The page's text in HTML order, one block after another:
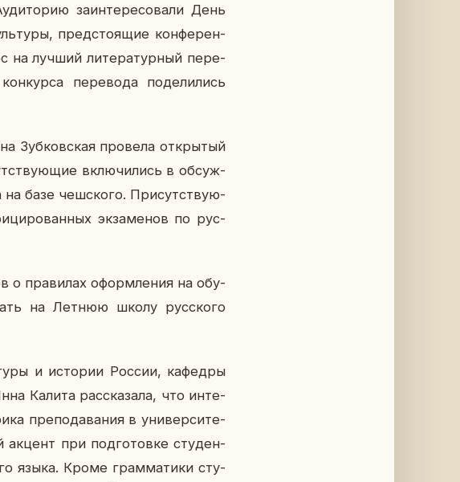
за­ин­те­ре­со­ва­ли День
пред­сто­я­щие кон­фе­рен­
на лучший ли­те­ра­тур­ный пе­ре­
пе­ре­во­да по­де­ли­лись
Зуб­ков­ская про­ве­ла от­кры­тый
вклю­чи­лись в об­суж­
на базе чеш­ско­го. При­сут­ству­ю­
эк­за­ме­нов по рус­
о пра­ви­лах оформ­ле­ния на обу­
на Летнюю школу рус­ско­го
и ис­то­рии России, ка­фед­ры
Калита рас­ска­за­ла, что ин­те­
пре­по­да­ва­ния в уни­вер­си­те­
акцент при под­го­тов­ке сту­ден­
языка. Кроме грам­ма­ти­ки сту­